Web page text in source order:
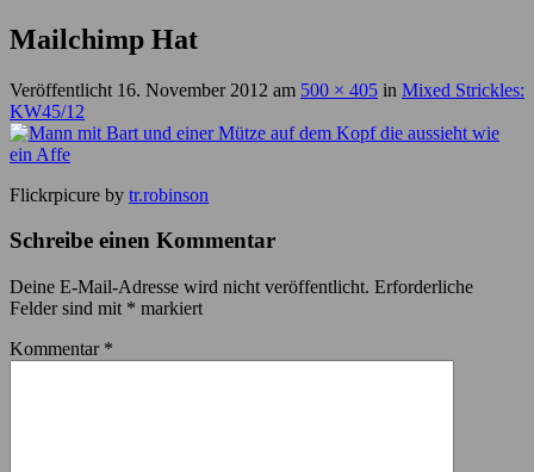
Mailchimp Hat
Veröffentlicht 16. November 2012 am 500 × 405 in Mixed Strickles:
KW45/12
Flickrpicure by tr.robinson
Schreibe einen Kommentar
Deine E-Mail-Adresse wird nicht veröffentlicht. Erforderliche
Felder sind mit * markiert
Kommentar *